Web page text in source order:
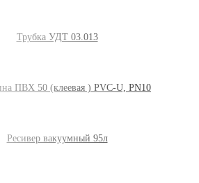
Трубка УДТ 03.013
ПВХ 50 (клеевая ) PVC-U, PN10
Ресивер вакуумный 95л